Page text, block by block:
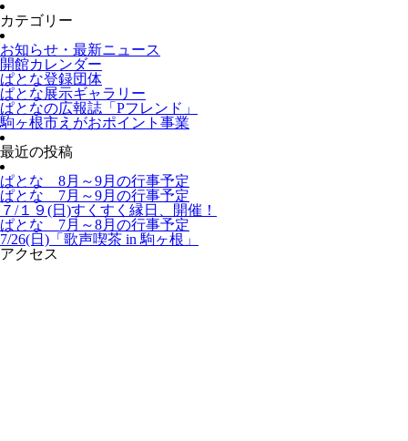
カテゴリー
お知らせ・最新ニュース
開館カレンダー
ぱとな登録団体
ぱとな展示ギャラリー
ぱとなの広報誌「Pフレンド」
駒ヶ根市えがおポイント事業
最近の投稿
ぱとな 8月～9月の行事予定
ぱとな 7月～9月の行事予定
７/１９(日)すくすく縁日、開催！
ぱとな 7月～8月の行事予定
7/26(日)「歌声喫茶 in 駒ヶ根」
アクセス